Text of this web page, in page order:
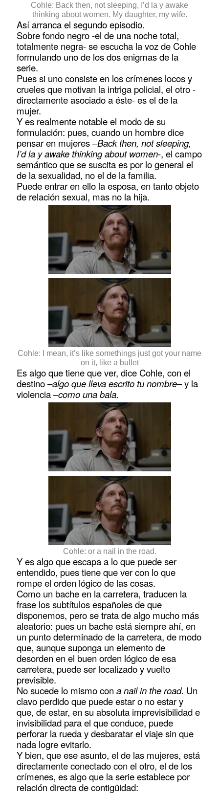
Cohle: Back then, not sleeping, I’d la y awake
thinking about women. My daughter, my wife.
Así arranca el segundo episodio.
Sobre fondo negro -el de una noche total,
totalmente negra- se escucha la voz de Cohle
formulando uno de los dos enigmas de la
serie.
Pues si uno consiste en los crímenes locos y
crueles que motivan la intriga policial, el otro -
directamente asociado a éste- es el de la
mujer.
Y es realmente notable el modo de su
formulación: pues, cuando un hombre dice
pensar en mujeres –Back then, not sleeping,
I’d la y awake thinking about women-, el campo
semántico que se suscita es por lo general el
de la sexualidad, no el de la familia.
Puede entrar en ello la esposa, en tanto objeto
de relación sexual, mas no la hija.
Cohle: I mean, it’s like somethings just got your name
on it, like a bullet
Es algo que tiene que ver, dice Cohle, con el
destino –algo que lleva escrito tu nombre– y la
violencia –como una bala.
Cohle: or a nail in the road.
Y es algo que escapa a lo que puede ser
entendido, pues tiene que ver con lo que
rompe el orden lógico de las cosas.
Como un bache en la carretera, traducen la
frase los subtítulos españoles de que
disponemos, pero se trata de algo mucho más
aleatorio: pues un bache está siempre ahí, en
un punto determinado de la carretera, de modo
que, aunque suponga un elemento de
desorden en el buen orden lógico de esa
carretera, puede ser localizado y vuelto
previsible.
No sucede lo mismo cona nail in the road. Un
clavo perdido que puede estar o no estar y
que, de estar, en su absoluta imprevisibilidad e
invisibilidad para el que conduce, puede
perforar la rueda y desbaratar el viaje sin que
nada logre evitarlo.
Y bien, que ese asunto, el de las mujeres, está
directamente conectado con el otro, el de los
crímenes, es algo que la serie establece por
relación directa de contigüidad: